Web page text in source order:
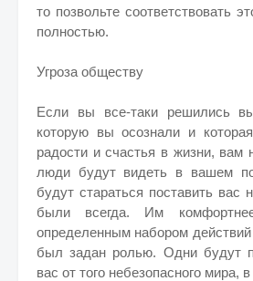
то позвольте соответствовать
полностью.
Угроза обществу
Если вы все-таки решились
которую вы осознали и
радости и счастья в жизни, вам
люди будут видеть в вашем
будут стараться поставить вас
были всегда. Им
определенным набором
был задан ролью. Одни будут
вас от того небезопасного мира,